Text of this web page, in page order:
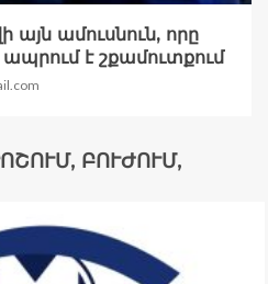
այն ամուսնուն, որը
է շքամուտքում
ԲՈՒԺՈՒՄ,